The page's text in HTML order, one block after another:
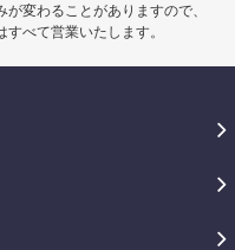
変わることがありますので、
べて営業いたします。